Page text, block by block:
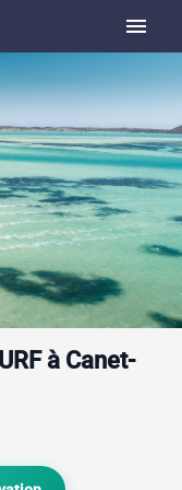
menu
à Canet-